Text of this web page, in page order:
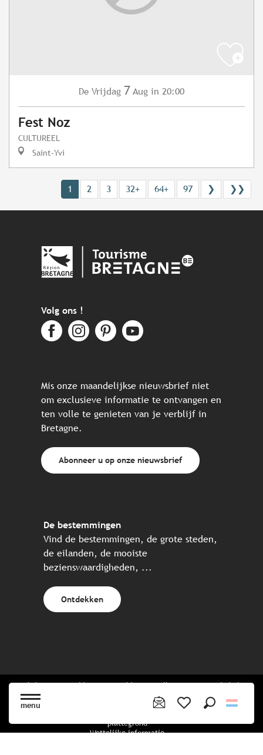
menu
De Vrijdag 7 Aug in 20:00
Fest Noz
CULTUREEL
Saint-Yvi
1 2 3 32+ 64+ 97 ❯ ❯❯
Volg ons !
Mis onze maandelijkse nieuwsbrief niet
om exclusieve informatie te ontvangen en
ten volle te genieten van je verblijf in
Bretagne.
Abonneer u op onze nieuwsbrief
De bestemmingen
Vind de bestemmingen, de grote steden,
de eilanden, de mooiste
bezienswaardigheden, ...
Ontdekken
Website gecreëerd in samenwerking met alle Bretonse toeristische
plattegrond
Wettelijke informatie